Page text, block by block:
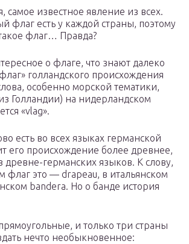
самое известное явление из всех.
флаг есть у каждой страны, поэтому
флаг… Правда?
о флаге, что знают далеко
голландского происхождения
особенно морской тематики,
Голландии) на нидерландском
«vlag».
есть во всех языках германской
его происхождение более древнее,
древне-германских языков. К слову,
флаг это — drapeau, в итальянском
bandera. Но о банде история
и только три страны
нечто необыкновенное: